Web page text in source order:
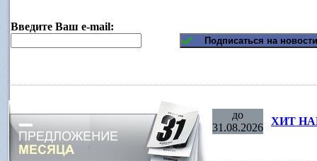
Введите Ваш e-mail:
до
31.08.2026
ХИТ